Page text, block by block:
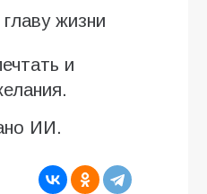
жизни
и
ИИ.